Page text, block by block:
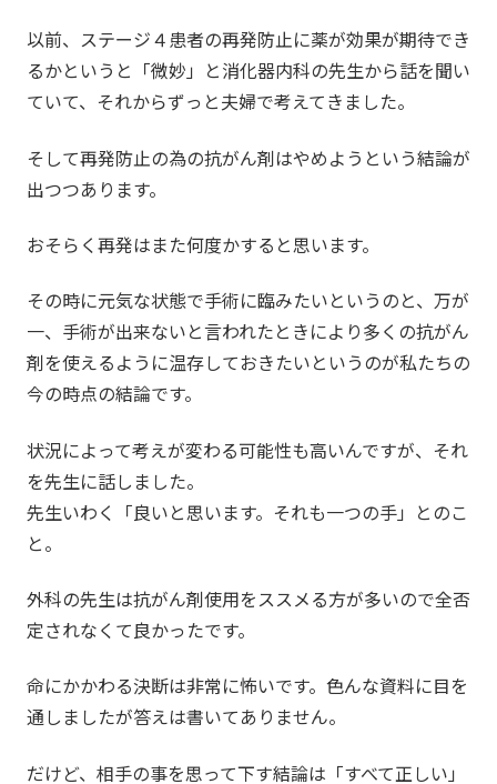
以前、ステージ４患者の再発防止に薬が効果が期待でき
るかというと「微妙」と消化器内科の先生から話を聞い
ていて、それからずっと夫婦で考えてきました。
そして再発防止の為の抗がん剤はやめようという結論が
出つつあります。
おそらく再発はまた何度かすると思います。
その時に元気な状態で手術に臨みたいというのと、万が
一、手術が出来ないと言われたときにより多くの抗がん
剤を使えるように温存しておきたいというのが私たちの
今の時点の結論です。
状況によって考えが変わる可能性も高いんですが、それ
を先生に話しました。
先生いわく「良いと思います。それも一つの手」とのこ
と。
外科の先生は抗がん剤使用をススメる方が多いので全否
定されなくて良かったです。
命にかかわる決断は非常に怖いです。色んな資料に目を
通しましたが答えは書いてありません。
だけど、相手の事を思って下す結論は「すべて正しい」